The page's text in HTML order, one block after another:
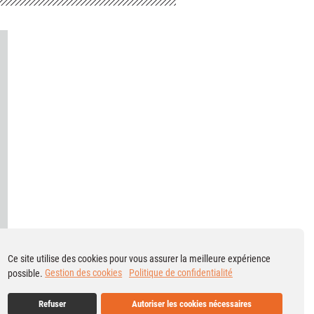
Ce site utilise des cookies pour vous assurer la meilleure expérience
possible. Gestion des cookies Politique de confidentialité
Refuser Autoriser les cookies nécessaires